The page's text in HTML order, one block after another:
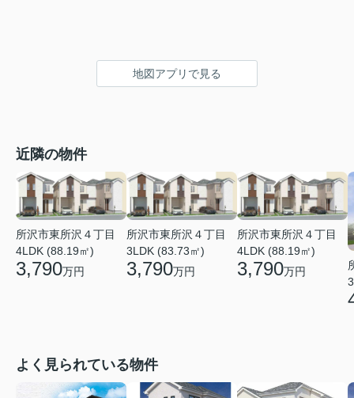
地図アプリで見る
近隣の物件
所沢市東所沢４丁目
4LDK (88.19㎡)
3,790万円
所沢市東所沢４丁目
3LDK (83.73㎡)
3,790万円
所沢市東所沢４丁目
4LDK (88.19㎡)
3,790万円
よく見られている物件